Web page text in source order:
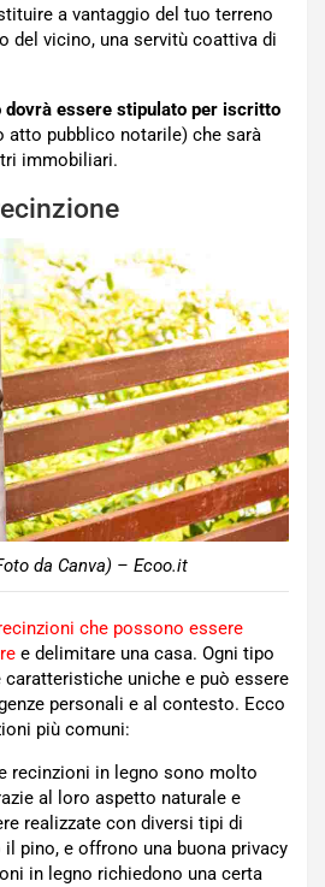
a vantaggio del tuo terreno
del vicino, una servitù coattiva di
dovrà essere stipulato per iscritto
atto pubblico notarile) che sarà
immobiliari.
da Canva) – Ecoo.it
che possono essere
e delimitare una casa. Ogni tipo
uniche e può essere
personali e al contesto. Ecco
più comuni:
recinzioni in legno sono molto
al loro aspetto naturale e
realizzate con diversi tipi di
il pino, e offrono una buona privacy
in legno richiedono una certa